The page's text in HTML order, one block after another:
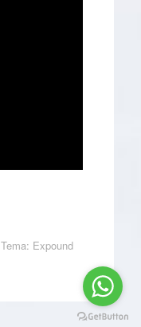
Tema: Expound